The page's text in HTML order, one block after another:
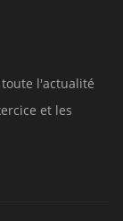
l'actualité
et les